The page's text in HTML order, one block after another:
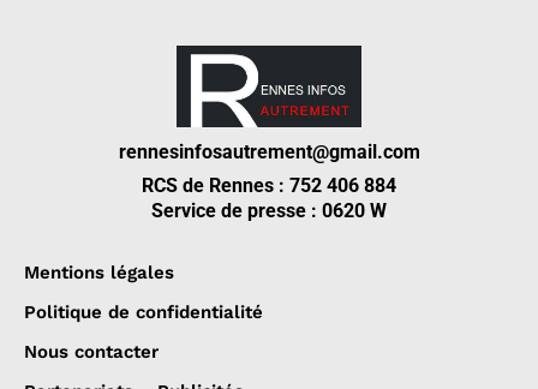
rennesinfosautrement@gmail.com
RCS de Rennes : 752 406 884
Service de presse : 0620 W
Mentions légales
Politique de confidentialité
Nous contacter